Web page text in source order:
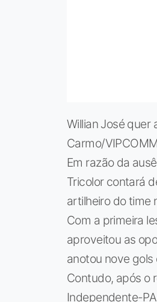
Willian José quer
Carmo/
Em razão da
Tricolor contará
artilheiro do time
Com a primeira
aproveitou as
anotou nove gols
Contudo, após o
Independente-